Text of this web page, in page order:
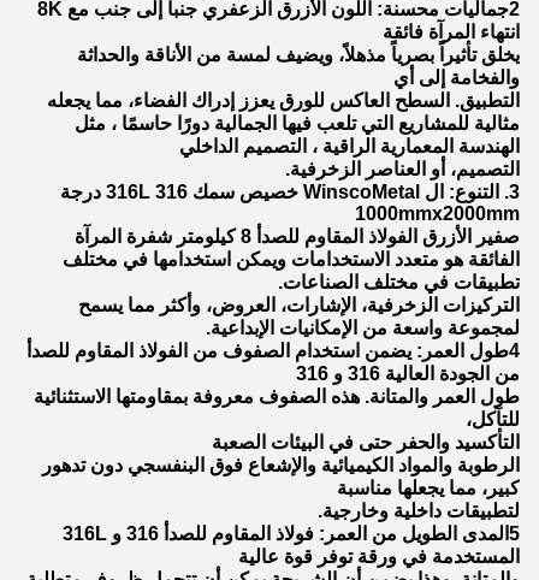
2جماليات محسنة: اللون الأزرق الزعفري جنبا إلى جنب مع 8K
انتهاء المرآة فائقة
يخلق تأثيراً بصرياً مذهلاً، ويضيف لمسة من الأناقة والحداثة
والفخامة إلى أي
التطبيق. السطح العاكس للورق يعزز إدراك الفضاء، مما يجعله
مثالية للمشاريع التي تلعب فيها الجمالية دورًا حاسمًا ، مثل
الهندسة المعمارية الراقية ، التصميم الداخلي
التصميم، أو العناصر الزخرفية.
3. التنوع: ال WinscoMetal خصيص سمك 316 316L درجة
1000mmx2000mm
صفير الأزرق الفولاذ المقاوم للصدأ 8 كيلومتر شفرة المرآة
الفائقة هو متعدد الاستخدامات ويمكن استخدامها في مختلف
تطبيقات في مختلف الصناعات.
التركيزات الزخرفية، الإشارات، العروض، وأكثر مما يسمح
لمجموعة واسعة من الإمكانيات الإبداعية.
4طول العمر: يضمن استخدام الصفوف من الفولاذ المقاوم للصدأ
من الجودة العالية 316 و 316
طول العمر والمتانة. هذه الصفوف معروفة بمقاومتها الاستثنائية
للتآكل،
التأكسيد والحفر حتى في البيئات الصعبة
الرطوبة والمواد الكيميائية والإشعاع فوق البنفسجي دون تدهور
كبير، مما يجعلها مناسبة
لتطبيقات داخلية وخارجية.
5المدى الطويل من العمر: فولاذ المقاوم للصدأ 316 و 316L
المستخدمة في ورقة توفر قوة عالية